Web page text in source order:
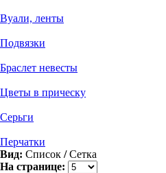
Вуали, ленты
Подвязки
Браслет невесты
Цветы в прическу
Серьги
Перчатки
Вид: Список / Сетка
На странице: